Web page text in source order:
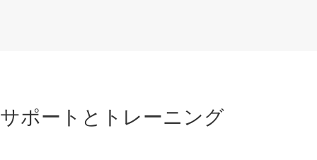
サポートとトレーニング